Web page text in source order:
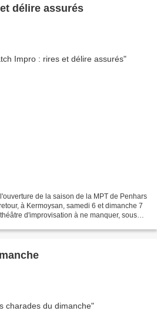
délire assurés
de la saison de la MPT de Penhars
à Kermoysan, samedi 6 et dimanche 7
d'improvisation à ne manquer, sous